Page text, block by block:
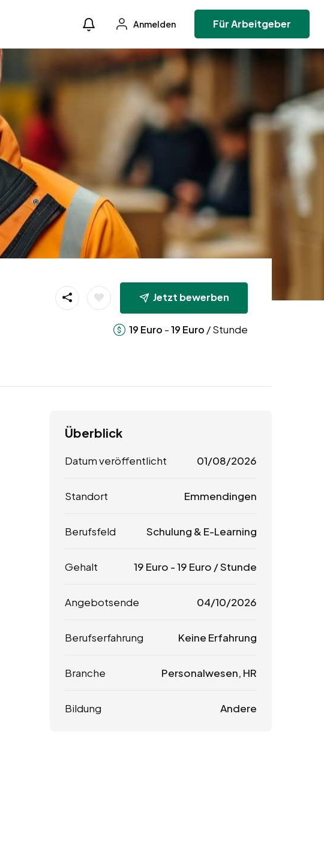
Anmelden Für Arbeitgeber
Jetzt bewerben
19 Euro -19 Euro / Stunde
Überblick
Datum veröffentlicht 01/08/2026
Standort Emmendingen
Berufsfeld Schulung & E-Learning
Gehalt 19 Euro -19 Euro / Stunde
Angebotsende 04/10/2026
Berufserfahrung Keine Erfahrung
Branche Personalwesen, HR
Bildung Andere